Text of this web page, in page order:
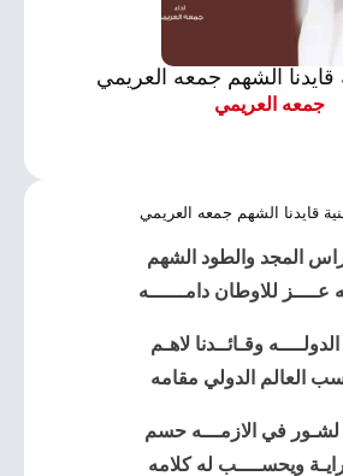
قايدنا الشهم جمعه العريمي
جمعه العريمي
قايدنا الشهم جمعه العريمي
المجد والطود الشهم
عــــز للاوطان دامــــــه
وقـائــدنا لاهـم
العالم الدولي مقامه
لشـور في الازمـــه حسم
ويحســــب له كلامه